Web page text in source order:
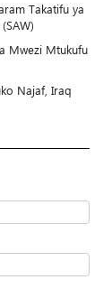
Takatifu ya
Mwezi Mtukufu
Najaf, Iraq